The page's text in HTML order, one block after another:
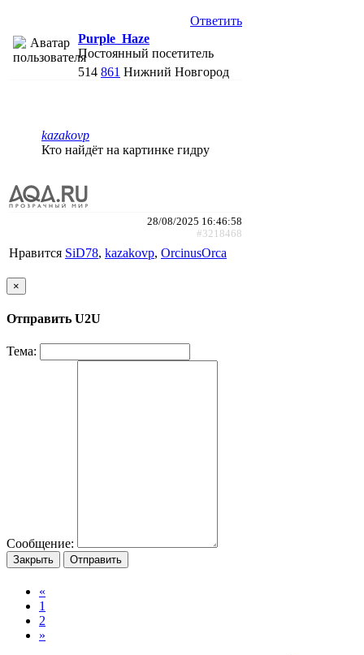
Ответить
Purple_Haze
Постоянный посетитель
514 861 Нижний Новгород
kazakovp
Кто найдёт на картинке гидру
28/08/2025 16:46:58
#3218468
Нравится SiD78, kazakovp, ОrcinusОrca
×
Отправить U2U
Тема:
Сообщение:
Закрыть Отправить
«
1
2
»